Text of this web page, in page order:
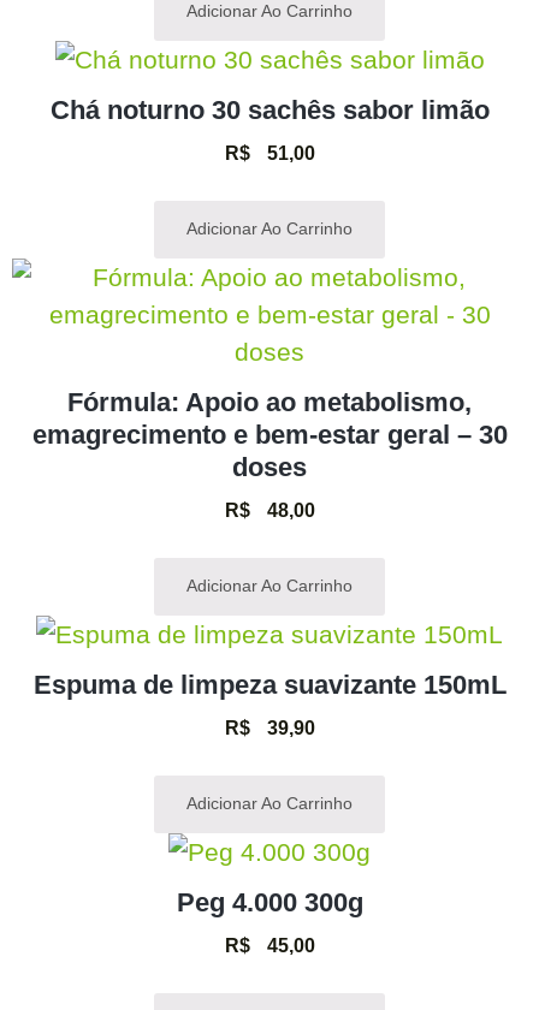
Adicionar Ao Carrinho
Chá noturno 30 sachês sabor limão
R$51,00
Adicionar Ao Carrinho
Fórmula: Apoio ao metabolismo,
emagrecimento e bem-estar geral – 30
doses
R$48,00
Adicionar Ao Carrinho
Espuma de limpeza suavizante 150mL
R$39,90
Adicionar Ao Carrinho
Peg 4.000 300g
R$45,00